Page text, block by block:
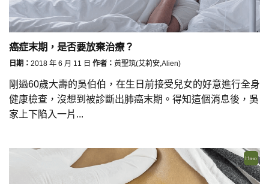
癌症末期，是否要放棄治療？
日期： 2018 年 6 月 11 日 作者： 黃聖筑(艾莉安,Alien)
剛過60歲大壽的吳伯伯，在生日前接受兒女的好意進行全身
健康檢查，沒想到被診斷出肺癌末期。得知這個消息後，吳
家上下陷入一片...